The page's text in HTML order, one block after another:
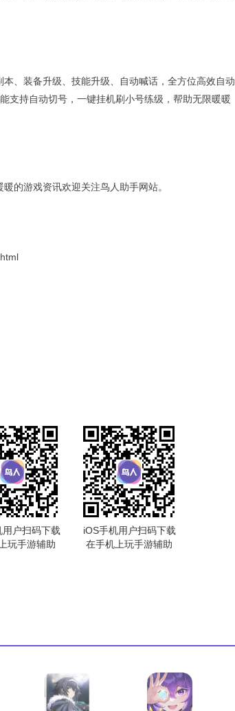
、装备升级、技能升级、自动喊话，全方位高效自动
支持自动切号，一键挂机刷小号练级，帮助无限暖暖
的游戏资讯欢迎关注鸟人助手网站。
用户扫码下载
玩手游辅助
iOS手机用户扫码下载
在手机上玩手游辅助